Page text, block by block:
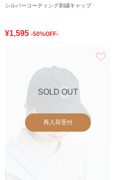
シルバーコーティング刺繍キャップ
¥1,595 -50%OFF-
SOLD OUT
再入荷受付